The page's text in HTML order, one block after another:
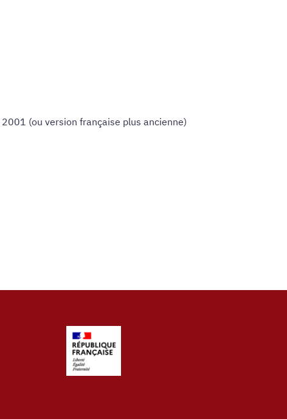
(ou version française plus ancienne)